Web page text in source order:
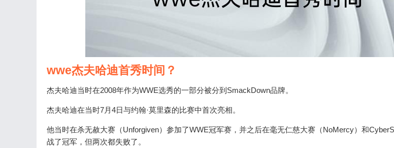
wwe杰夫哈迪首秀时间？
杰夫哈迪当时在2008年作为WWE选秀的一部分被分到SmackDown品牌。
杰夫哈迪在当时7月4日与约翰·莫里森的比赛中首次亮相。
他当时在杀无赦大赛（Unforgiven）参加了WWE冠军赛，并之后在毫无仁慈大赛（NoMercy）和
战了冠军，但两次都失败了。